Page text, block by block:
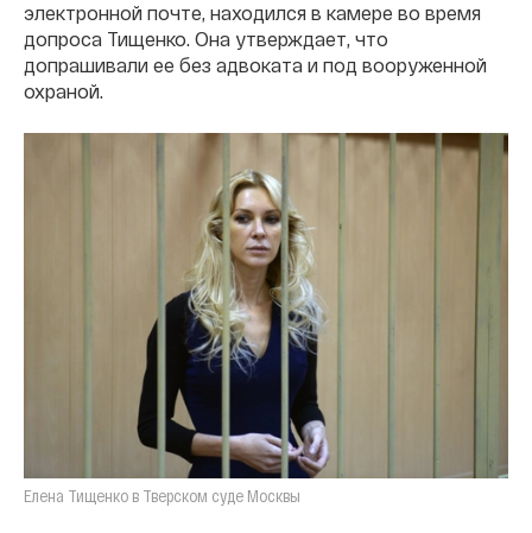
электронной почте, находился в камере во время
допроса Тищенко. Она утверждает, что
допрашивали ее без адвоката и под вооруженной
охраной.
Елена Тищенко в Тверском суде Москвы